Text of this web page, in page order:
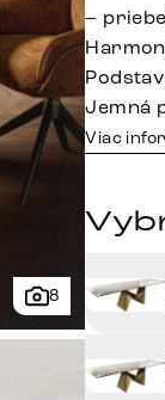
8
–
Jemná
Viac